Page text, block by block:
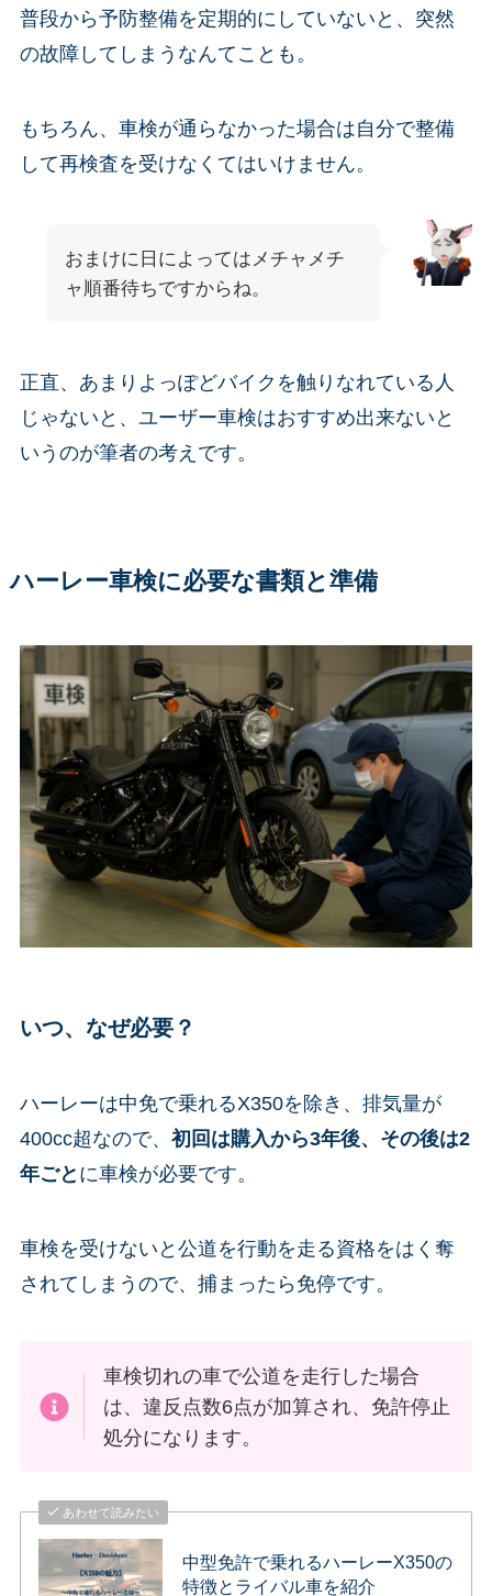
普段から予防整備を定期的にしていないと、突然
の故障してしまうなんてことも。
もちろん、車検が通らなかった場合は自分で整備
して再検査を受けなくてはいけません。
おまけに日によってはメチャメチ
ャ順番待ちですからね。
正直、あまりよっぽどバイクを触りなれている人
じゃないと、ユーザー車検はおすすめ出来ないと
いうのが筆者の考えです。
ハーレー車検に必要な書類と準備
いつ、なぜ必要？
ハーレーは中免で乗れるX350を除き、排気量が
400cc超なので、 初回は購入から3年後、その後は2
年ごと に車検が必要です。
車検を受けないと公道を行動を走る資格をはく奪
されてしまうので、捕まったら免停です。
車検切れの車で公道を走行した場合
は、違反点数6点が加算され、免許停止
処分になります。
あわせて読みたい
中型免許で乗れるハーレーX350の
特徴とライバル車を紹介